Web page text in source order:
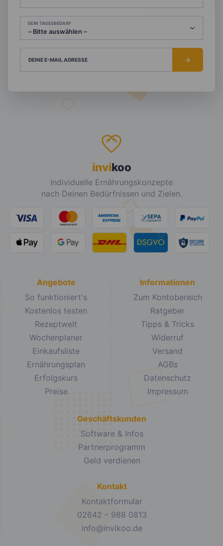
DEIN TAGESBEDARF
DEINE E-MAIL ADRESSE
invikoo
Individuelle Ernährungskonzepte
nach Deinen Bedürfnissen und Zielen.
Angebote
So funktioniert's
Kostenlos testen
Rezeptwelt
Wochenplaner
Einkaufsliste
Ernährungsplan
Erfolgskurs
Preise
Informationen
Zum Kontobereich
Ratgeber
Tipps & Tricks
Widerruf
Versand
AGBs
Datenschutz
Impressum
Geschäftskunden
Software & Infos
Partnerprogramm
Geld verdienen
Kontakt
Kontaktformular
02642 – 988 0813
info@invikoo.de